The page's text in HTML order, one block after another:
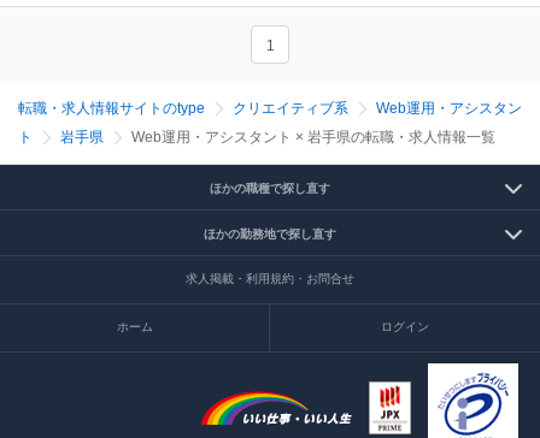
1
転職・求人情報サイトのtype クリエイティブ系
Web運用・アシスタン
ト
岩手県 Web運用・アシスタント × 岩手県の転職・求人情報一覧
ほかの職種で探し直す
ほかの勤務地で探し直す
求人掲載・利用規約・お問合せ
ホーム ログイン